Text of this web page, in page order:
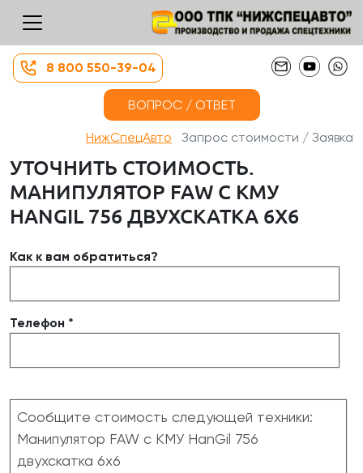
8 800 550-39-04
ВОПРОС / ОТВЕТ
НижСпецАвто Запрос стоимости / Заявка
УТОЧНИТЬ СТОИМОСТЬ.
МАНИПУЛЯТОР FAW С КМУ
HANGIL 756 ДВУХСКАТКА 6Х6
Как к вам обратиться?
Телефон *